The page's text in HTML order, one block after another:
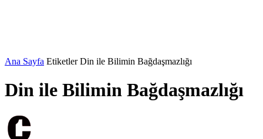
Ana Sayfa Etiketler Din ile Bilimin Bağdaşmazlığı
Din ile Bilimin Bağdaşmazlığı